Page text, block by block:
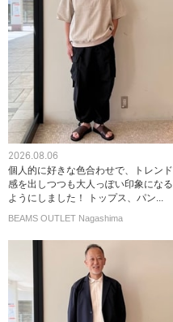
2026.08.06
個人的に好きな色合わせで、トレンド
感を出しつつも大人っぽい印象になる
ようにしました！ トップス、パン...
BEAMS OUTLET Nagashima